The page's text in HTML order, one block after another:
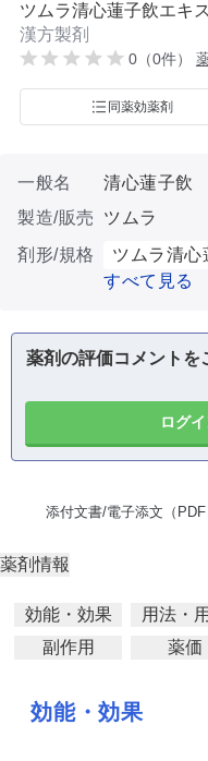
ツムラ清心蓮子飲エキ
漢方製剤
0（0件）
同薬効薬剤
一般名
清心蓮子飲
製造/販売
ツムラ
剤形/規格
ツムラ清心
すべて見る
薬剤の評価コメントを
ログ
添付文書/電子添文（PDF
薬剤情報
効能・効果 用法・
副作用
薬価
効能・効果